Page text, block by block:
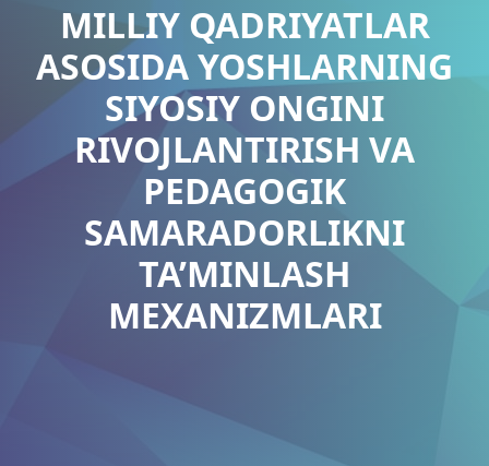
MILLIY QADRIYATLAR
ASOSIDA YOSHLARNING
SIYOSIY ONGINI
RIVOJLANTIRISH VA
PEDAGOGIK
SAMARADORLIKNI
TA’MINLASH
MEXANIZMLARI